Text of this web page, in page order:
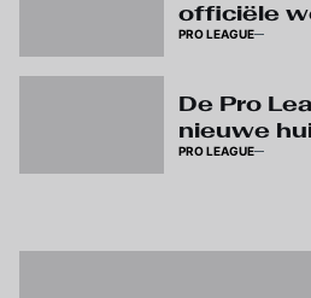
officiële
Kipsta
PRO LEAGUE
De Pro
nieuwe
Game’
PRO LEAGUE